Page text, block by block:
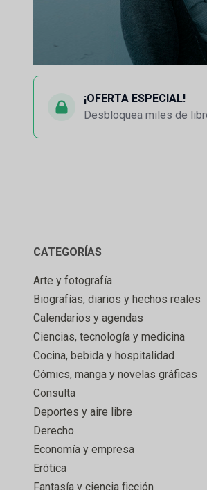
¡OFERTA ESPECIAL!
Desbloquea miles de
CATEGORÍAS
Arte y fotografía
Biografías, diarios y hechos reales
Calendarios y agendas
Ciencias, tecnología y medicina
Cocina, bebida y hospitalidad
Cómics, manga y novelas gráficas
Consulta
Deportes y aire libre
Derecho
Economía y empresa
Erótica
Fantasía y ciencia ficción